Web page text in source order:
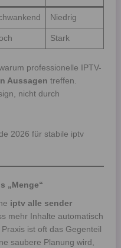
Niedrig
Stark
professionelle IPTV-
Aussagen treffen.
nicht durch
„Menge“
iptv alle sender
mehr Inhalte automatisch
ist oft das Gegenteil
saubere Planung wird,